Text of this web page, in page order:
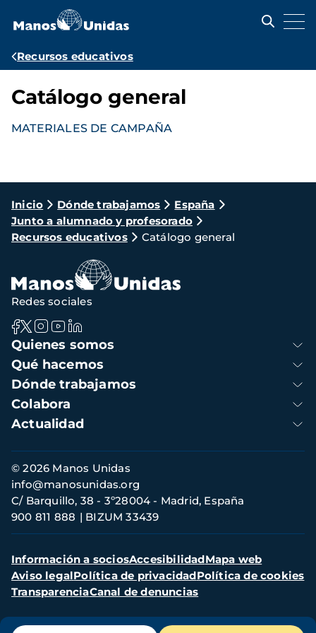
contenido
Ruta
navegación
Recursos educativos
Catálogo general
MATERIALES DE CAMPAÑA
Ruta
de
navegación
Inicio Dónde trabajamos
España
Junto a alumnado y profesorado
Recursos educativos
Catálogo general
Navegación
principal
Quienes somos
Qué hacemos
Dónde trabajamos
Colabora
Actualidad
Redes sociales
Información
de
contacto
© 2026 Manos Unidas
C/ Barquillo, 38 - 3º28004 - Madrid, España
900 811 888
BIZUM 33439
info@manosunidas.org
Menú
secundario
Información a sociosAccesibilidadMapa web
Aviso legalPolítica de privacidadPolítica de cookies
TransparenciaCanal de denuncias